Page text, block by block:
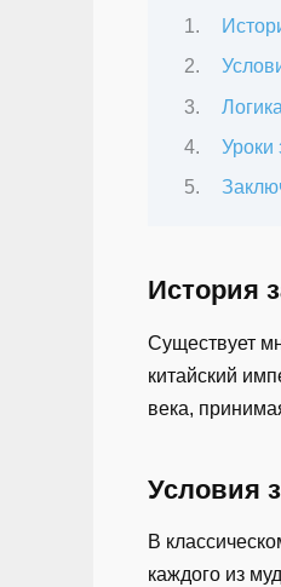
Уроки
История
Существует
китайский
века,
Условия
В
каждого из